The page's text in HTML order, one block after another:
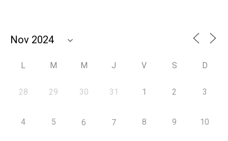
L M M J V S D
28 29 30 31 1 2 3
4 5 6 7 8 9 10